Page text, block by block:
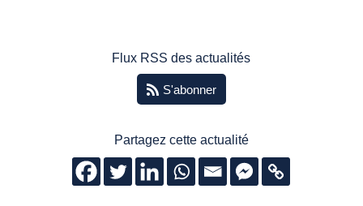
Flux RSS des actualités
S'abonner
Partagez cette actualité